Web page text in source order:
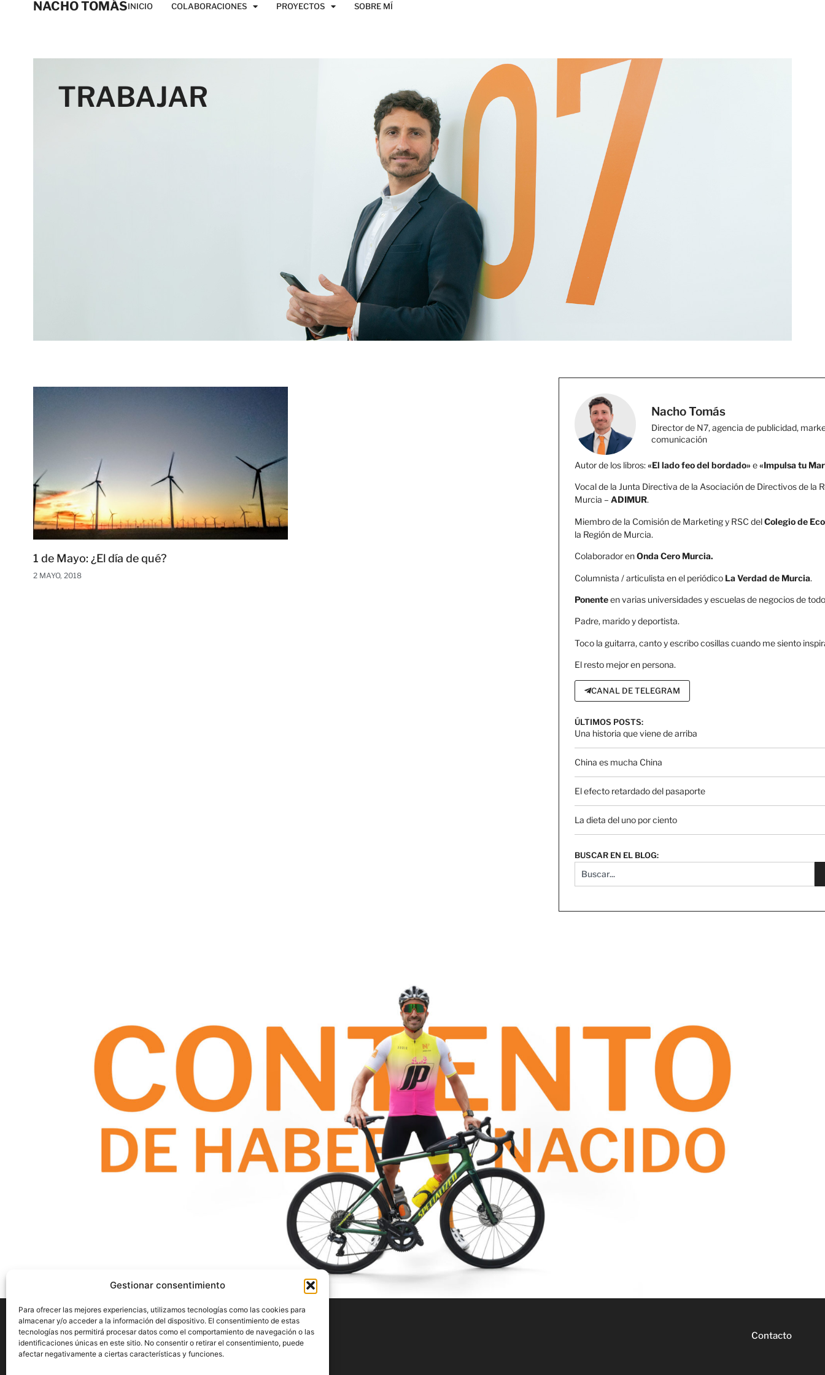
Gestionar consentimiento
Para ofrecer las mejores experiencias, utilizamos tecnologías como las cookies para
almacenar y/o acceder a la información del dispositivo. El consentimiento de estas
tecnologías nos permitirá procesar datos como el comportamiento de navegación o las
identificaciones únicas en este sitio. No consentir o retirar el consentimiento, puede
afectar negativamente a ciertas características y funciones.
NACHO TOMÁSINICIO COLABORACIONES PROYECTOS SOBRE MÍ
TRABAJAR
1 de Mayo: ¿El día de qué?
2 MAYO, 2018
Nacho Tomás
Director de N7, agencia de publicidad,
comunicación
Autor de los libros:«El lado feo del bordado» e«Impulsa tu
Vocal de la Junta Directiva de la Asociación de Directivos de la
Murcia – ADIMUR.
Miembro de la Comisión de Marketing y RSC delColegio de
la Región de Murcia.
Colaborador enOnda Cero Murcia.
Columnista / articulista en el periódico La Verdad de Murcia.
Ponenteen varias universidades y escuelas de negocios de
Padre, marido y deportista.
Toco la guitarra, canto y escribo cosillas cuando me siento
El resto mejor en persona.
CANAL DE TELEGRAM
ÚLTIMOS POSTS:
Una historia que viene de arriba
China es mucha China
El efecto retardado del pasaporte
La dieta del uno por ciento
BUSCAR EN EL BLOG:
Aviso Legal Privacidad Cookies
Contacto